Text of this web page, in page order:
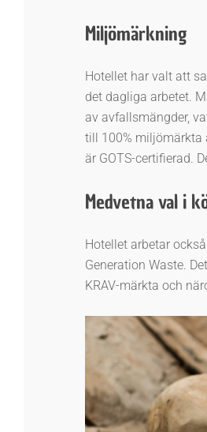
Miljömärkning
Hotellet har valt att
det dagliga arbetet.
av avfallsmängder,
till 100% miljömärkta
är GOTS-certifierad.
Medvetna val i
Hotellet arbetar
Generation Waste.
KRAV-märkta och